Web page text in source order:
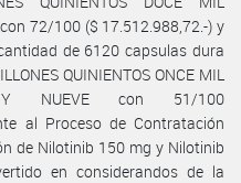
con 72/100 ($ 17.512.988,72.-) y
de 6120 capsulas dura
QUINIENTOS ONCE MIL
Y NUEVE con 51/100
al Proceso de Contratación
de Nilotinib 150 mg y Nilotinib
en considerandos de la